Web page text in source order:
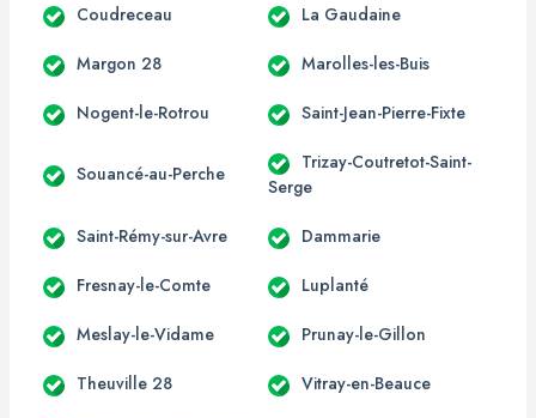
Coudreceau La Gaudaine
Margon 28 Marolles-les-Buis
Nogent-le-Rotrou Saint-Jean-Pierre-Fixte
Souancé-au-Perche
Trizay-Coutretot-Saint-
Serge
Saint-Rémy-sur-Avre Dammarie
Fresnay-le-Comte Luplanté
Meslay-le-Vidame Prunay-le-Gillon
Theuville 28 Vitray-en-Beauce